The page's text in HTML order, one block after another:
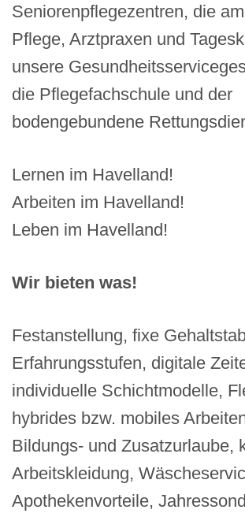
Seniorenpflegezentren, die
Pflege, Arztpraxen und
unsere
die Pflegefachschule und der
bodengebundene
Lernen im Havelland!
Arbeiten im Havelland!
Leben im Havelland!
Wir bieten was!
Festanstellung, fixe
Erfahrungsstufen, digitale
individuelle Schichtmodelle,
hybrides bzw. mobiles
Bildungs- und Zusatzurlaube,
Arbeitskleidung,
Apothekenvorteile,